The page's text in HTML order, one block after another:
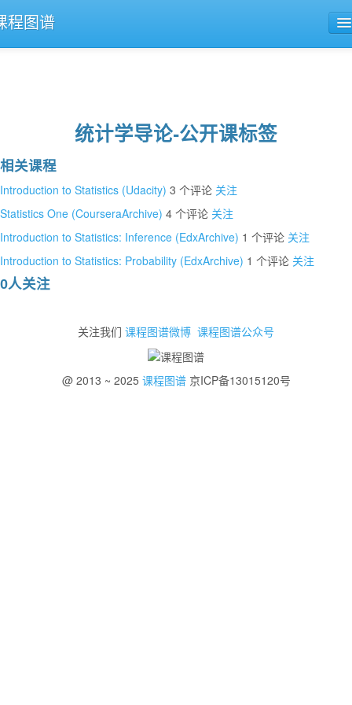
程图谱
统计学导论-公开课标签
相关课程
Introduction to Statistics (Udacity) 3 个评论 关注
Statistics One (CourseraArchive) 4 个评论 关注
Introduction to Statistics: Inference (EdxArchive) 1 个评论 关注
Introduction to Statistics: Probability (EdxArchive) 1 个评论 关注
0人关注
关注我们 课程图谱微博 课程图谱公众号
@ 2013 ~ 2025 课程图谱京ICP备13015120号